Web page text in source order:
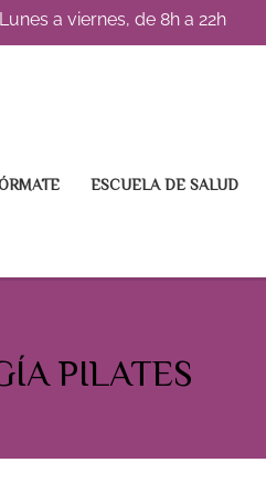
Lunes a viernes, de 8h a 22h
ESCUELA DE SALUD
PILATES